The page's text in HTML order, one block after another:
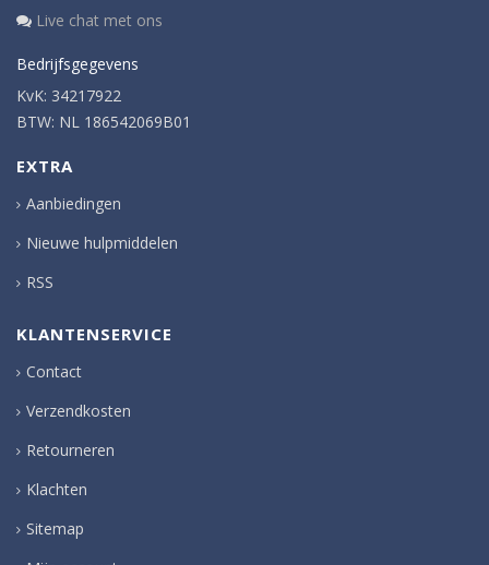
Live chat met ons
Bedrijfsgegevens
KvK: 34217922
BTW: NL 186542069B01
EXTRA
Aanbiedingen
Nieuwe hulpmiddelen
RSS
KLANTENSERVICE
Contact
Verzendkosten
Retourneren
Klachten
Sitemap